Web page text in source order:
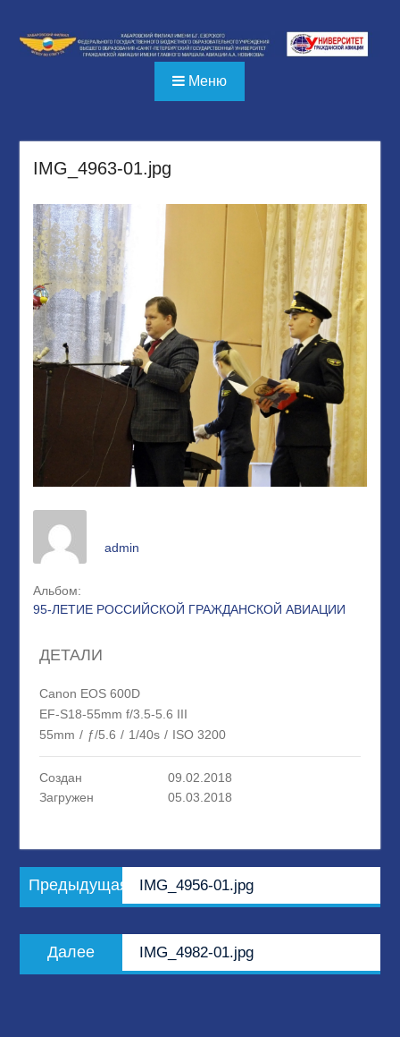
содержимому
Меню
IMG_4963-01.jpg
admin
Альбом:
95-ЛЕТИЕ РОССИЙСКОЙ ГРАЖДАНСКОЙ АВИАЦИИ
ДЕТАЛИ
Canon EOS 600D
EF-S18-55mm f/3.5-5.6 III
55mm / ƒ/5.6 / 1/40s / ISO 3200
Создан
09.02.2018
Загружен
05.03.2018
Навигация
по
Предыдущая
запись:
IMG_4956-01.jpg
Далее
запись:
IMG_4982-01.jpg